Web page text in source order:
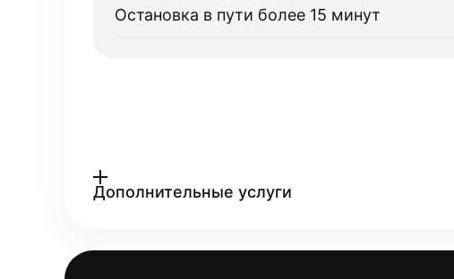
Остановка в пути более 15 минут
Дополнительные услуги